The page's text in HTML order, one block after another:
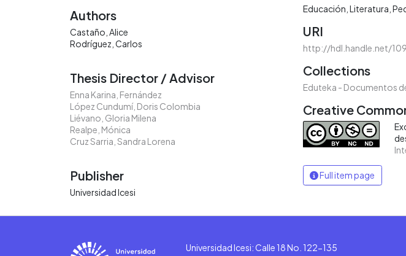
Authors
Castaño, Alice
Rodríguez, Carlos
Thesis Director / Advisor
Enna Karina, Fernández
López Cundumí, Doris Colombia
Liévano, Gloria Milena
Realpe, Mónica
Cruz Sarria, Sandra Lorena
Publisher
Universidad Icesi
Educación Literatura
URI
http://hdl.handle.net/
Collections
Eduteka - Documentos
Creative
Full item page
Universidad Icesi: Calle 18 No. 122-135